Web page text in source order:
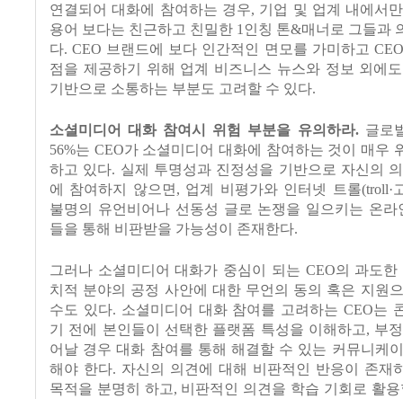
연결되어 대화에 참여하는 경우, 기업 및 업계 내에서
용어 보다는 친근하고 친밀한 1인칭 톤&매너로 그들과
다. CEO 브랜드에 보다 인간적인 면모를 가미하고 CEO
점을 제공하기 위해 업계 비즈니스 뉴스와 정보 외에
기반으로 소통하는 부분도 고려할 수 있다.
소셜미디어 대화 참여시 위험 부분을 유의하라. 글로
56%는 CEO가 소셜미디어 대화에 참여하는 것이 매우
하고 있다. 실제 투명성과 진정성을 기반으로 자신의
에 참여하지 않으면, 업계 비평가와 인터넷 트롤(troll·
불명의 유언비어나 선동성 글로 논쟁을 일으키는 온
들을 통해 비판받을 가능성이 존재한다.
그러나 소셜미디어 대화가 중심이 되는 CEO의 과도한
치적 분야의 공정 사안에 대한 무언의 동의 혹은 지원
수도 있다. 소셜미디어 대화 참여를 고려하는 CEO는
기 전에 본인들이 선택한 플랫폼 특성을 이해하고, 부
어날 경우 대화 참여를 통해 해결할 수 있는 커뮤니케
해야 한다. 자신의 의견에 대해 비판적인 반응이 존재
목적을 분명히 하고, 비판적인 의견을 학습 기회로 활